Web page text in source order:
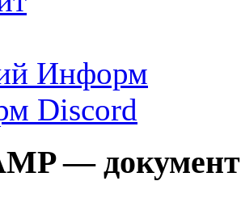
Информ
Discord
—